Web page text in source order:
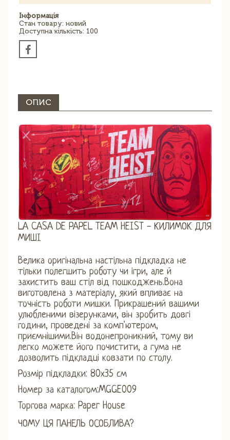
Інформація
Стан товару: новий
Доступна кількість: 100
ОПИС
LA CASA DE PAPEL TEAM HEIST - КИЛИМОК ДЛЯ
МИШІ
Велика оригінальна настільна підкладка не
тільки полегшить роботу чи ігри, але й
захистить ваш стіл від пошкоджень.Вона
виготовлена ​​з матеріалу, який впливає на
точність роботи мишки. Прикрашений вашими
улюбленими візерунками, він зробить довгі
години, проведені за комп'ютером,
приємнішими.Він водонепроникний, тому ви
легко можете його почистити, а гума не
дозволить підкладці ковзати по столу.
Розмір підкладки: 80х35 см
Номер за каталогом:MGGE009
Торгова марка: Paper House
ЧОМУ ЦЯ ПАНЕЛЬ ОСОБЛИВА?